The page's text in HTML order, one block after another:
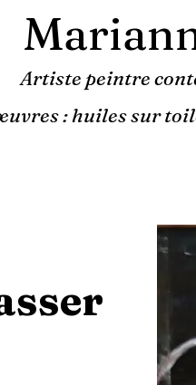
Artiste peintre
: huiles sur